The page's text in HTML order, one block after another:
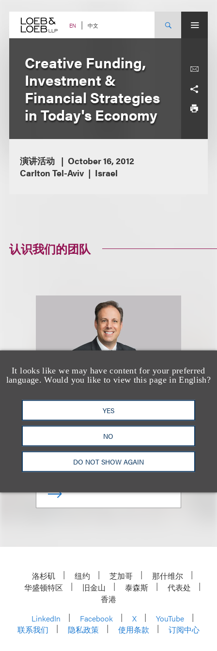
content EN 中文
It looks like we may have content for your preferred
language. Would you like to view this page in English?
YES
NO
DO NOT SHOW AGAIN
Creative Funding,
Investment &
Financial Strategies
in Today's Economy
演讲活动
October 16, 2012
Carlton Tel-Aviv
Israel
认识我们的团队
Mitchell S. Nussbaum
乐博律所联席主席
+1.212.407.4159
Email
洛杉矶 纽约 芝加哥
那什维尔
华盛顿特区
旧金山 泰森斯
代表处
香港
LinkedIn
Facebook X
YouTube
联系我们
隐私政策 使用条款 订阅中心